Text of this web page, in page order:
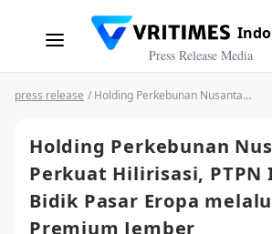
Press Release Media
press release / Holding Perkebunan Nusantara Perkuat Hilirisasi, PTPN I (Persero) Bidik Pasar Eropa melalui Cerutu Premium Jember
Holding Perkebunan
Perkuat Hilirisasi, PTPN
Bidik Pasar Eropa
Premium Jember